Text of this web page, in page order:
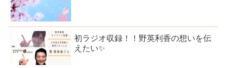
初ラジオ収録！！野英利香の想いを伝
えたい✨